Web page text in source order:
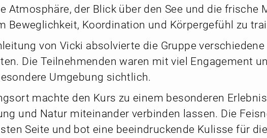
Atmosphäre, der Blick über den See und die frische
Beweglichkeit, Koordination und Körpergefühl zu
von Vicki absolvierte die Gruppe verschiedene
Die Teilnehmenden waren mit viel Engagement
Umgebung sichtlich.
machte den Kurs zu einem besonderen
und Natur miteinander verbinden lassen. Die
Seite und bot eine beeindruckende Kulisse für